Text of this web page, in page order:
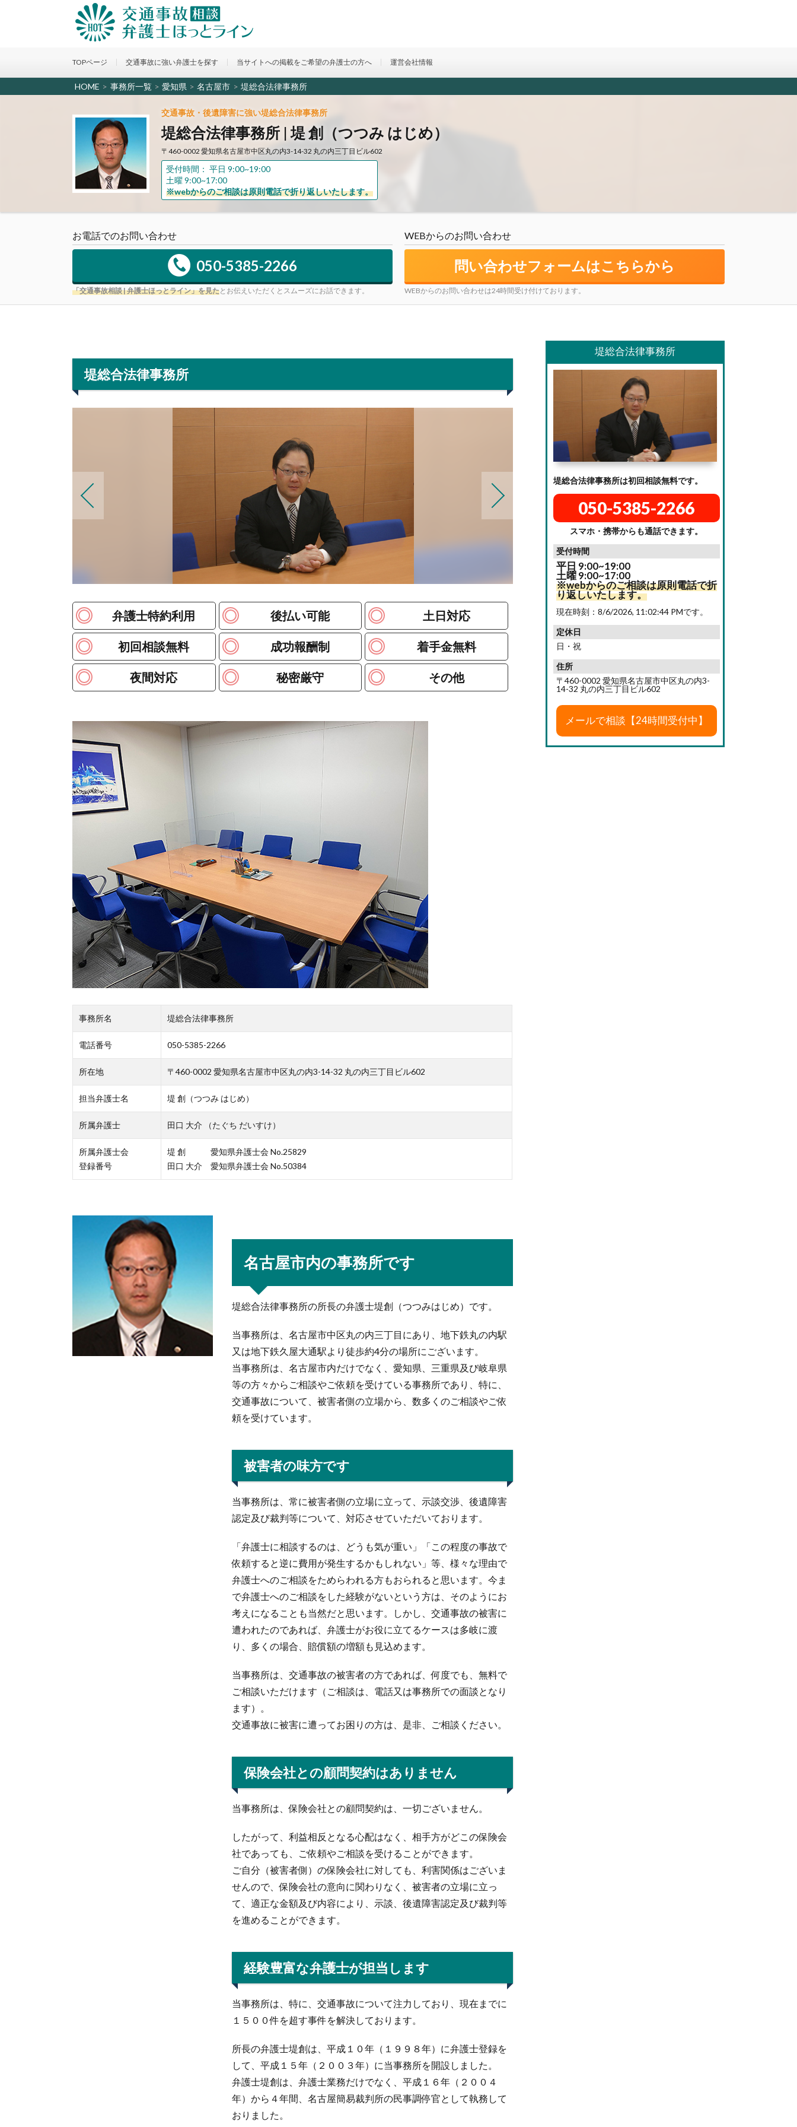
TOPページ 交通事故に強い弁護士を探す 当サイトへの掲載をご希望の弁護士の方へ 運営会社情報
HOME > 事務所一覧 > 愛知県 > 名古屋市 > 堤総合法律事務所
交通事故・後遺障害に強い堤総合法律事務所
堤総合法律事務所 | 堤 創（つつみ はじめ）
〒460-0002 愛知県名古屋市中区丸の内3-14-32 丸の内三丁目ビル602
受付時間： 平日 9:00~19:00
土曜 9:00~17:00
※webからのご相談は原則電話で折り返しいたします。
お電話でのお問い合わせ
050-5385-2266
「交通事故相談 | 弁護士ほっとライン」を見たとお伝えいただくとスムーズにお話できます。
WEBからのお問い合わせ
問い合わせフォームはこちらから
WEBからのお問い合わせは24時間受け付けております。
堤総合法律事務所
弁護士特約利用 後払い可能 土日対応
初回相談無料 成功報酬制 着手金無料
夜間対応 秘密厳守 その他
事務所名 堤総合法律事務所
電話番号 050-5385-2266
所在地 〒460-0002 愛知県名古屋市中区丸の内3-14-32 丸の内三丁目ビル602
担当弁護士名 堤 創（つつみ はじめ）
所属弁護士 田口 大介 （たぐち だいすけ）
所属弁護士会
登録番号
堤 創 愛知県弁護士会 No.25829
田口 大介 愛知県弁護士会 No.50384
名古屋市内の事務所です
堤総合法律事務所の所長の弁護士堤創（つつみはじめ）です。
当事務所は、名古屋市中区丸の内三丁目にあり、地下鉄丸の内駅
又は地下鉄久屋大通駅より徒歩約4分の場所にございます。
当事務所は、名古屋市内だけでなく、愛知県、三重県及び岐阜県
等の方々からご相談やご依頼を受けている事務所であり、特に、
交通事故について、被害者側の立場から、数多くのご相談やご依
頼を受けています。
被害者の味方です
当事務所は、常に被害者側の立場に立って、示談交渉、後遺障害
認定及び裁判等について、対応させていただいております。
「弁護士に相談するのは、どうも気が重い」「この程度の事故で
依頼すると逆に費用が発生するかもしれない」等、様々な理由で
弁護士へのご相談をためらわれる方もおられると思います。今ま
で弁護士へのご相談をした経験がないという方は、そのようにお
考えになることも当然だと思います。しかし、交通事故の被害に
遭われたのであれば、弁護士がお役に立てるケースは多岐に渡
り、多くの場合、賠償額の増額も見込めます。
当事務所は、交通事故の被害者の方であれば、何度でも、無料で
ご相談いただけます（ご相談は、電話又は事務所での面談となり
ます）。
交通事故に被害に遭ってお困りの方は、是非、ご相談ください。
保険会社との顧問契約はありません
当事務所は、保険会社との顧問契約は、一切ございません。
したがって、利益相反となる心配はなく、相手方がどこの保険会
社であっても、ご依頼やご相談を受けることができます。
ご自分（被害者側）の保険会社に対しても、利害関係はございま
せんので、保険会社の意向に関わりなく、被害者の立場に立っ
て、適正な金額及び内容により、示談、後遺障害認定及び裁判等
を進めることができます。
経験豊富な弁護士が担当します
当事務所は、特に、交通事故について注力しており、現在までに
１５００件を超す事件を解決しております。
所長の弁護士堤創は、平成１０年（１９９８年）に弁護士登録を
して、平成１５年（２００３年）に当事務所を開設しました。
弁護士堤創は、弁護士業務だけでなく、平成１６年（２００４
年）から４年間、名古屋簡易裁判所の民事調停官として執務して
おりました。
堤総合法律事務所
堤総合法律事務所は初回相談無料です。
050-5385-2266
スマホ・携帯からも通話できます。
受付時間
平日 9:00~19:00
土曜 9:00~17:00
※webからのご相談は原則電話で折
り返しいたします。
現在時刻： 8/6/2026, 11:02:45 PMです。
定休日
日・祝
住所
〒460-0002 愛知県名古屋市中区丸の内3-
14-32 丸の内三丁目ビル602